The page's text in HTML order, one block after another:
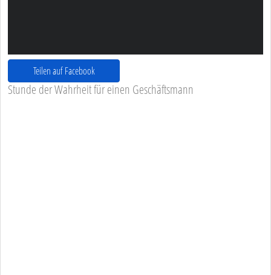
Teilen auf Facebook
Stunde der Wahrheit für einen Geschäftsmann